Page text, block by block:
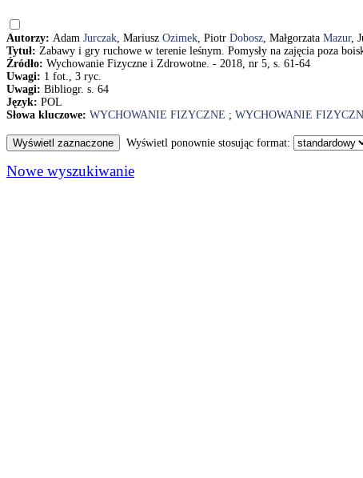
Autorzy: Adam Jurczak, Mariusz Ozimek, Piotr Dobosz, Małgorzata Mazur,
Tytuł: Zabawy i gry ruchowe w terenie leśnym. Pomysły na zajęcia poza
Źródło: Wychowanie Fizyczne i Zdrowotne. - 2018, nr 5, s. 61-64
Uwagi: 1 fot., 3 ryc.
Uwagi: Bibliogr. s. 64
Język: POL
Słowa kluczowe: WYCHOWANIE FIZYCZNE ; WYCHOWANIE
Wyświetl ponownie stosując format:
Nowe wyszukiwanie